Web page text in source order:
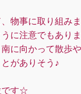
物事に取り組み
に注意でもあり
に向かって散歩
がありそう♪
です☆